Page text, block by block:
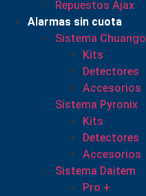
Repuestos Ajax
Alarmas sin cuota
Sistema Chuango
Kits
Detectores
Accesorios
Sistema Pyronix
Kits
Detectores
Accesorios
Sistema Daitem
Pro +